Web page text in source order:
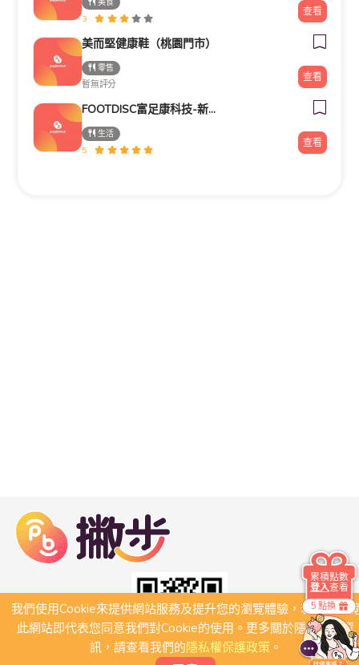
3
查看
美而堅健康鞋（桃園門市）
零售
暫無評分
查看
FOOTDISC富足康科技-新光三越-西門店
生活
5
查看
我們使用Cookie來提供網站服務及提升您的瀏覽體驗，若繼續瀏
此網站即代表您同意我們對Cookie的使用。更多關於隱私保護資
訊，請查看我們的隱私權保護政策。
5 點換
累積點數
登入查看